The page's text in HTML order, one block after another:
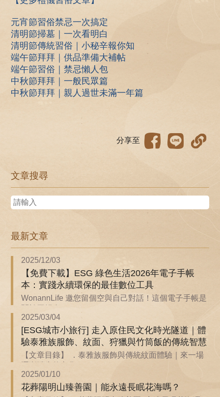
元宵節習俗禁忌一次搞定
清明節掃墓｜一次看明白
清明節傳統習俗｜小秘辛報你知
端午節拜拜｜供品準備大補帖
端午節習俗｜禁忌懶人包
中秋節拜拜｜一般民眾篇
中秋節拜拜｜親人過世未滿一年篇
分享至
文章搜尋
最新文章
2025/12/03
【免費下載】ESG 綠色生活2026年電子手帳
本：實踐永續環保的最佳數位工具
WonannLife 邀您留個空與自己對話！這個電子手帳是
2025/03/04
[ESG城市小旅行] 走入原住民文化時光隧道｜體
驗泰雅族服飾、紋面、狩獵與竹筒飯的傳統智慧
【文章目錄】 ．泰雅族服飾與傳統紋面體驗｜來一場
2025/01/10
花葬陽明山臻善園｜能永遠長眠花海嗎？